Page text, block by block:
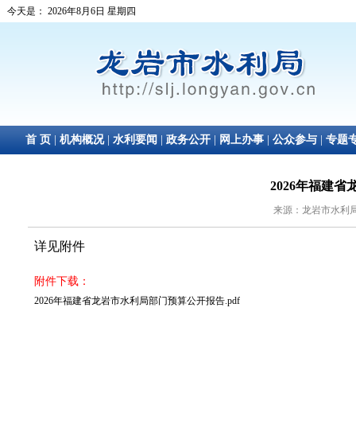
2026年福建省
来源：龙岩市水利
详见附件
附件下载：
2026年福建省龙岩市水利局部门预算公开报告.pdf